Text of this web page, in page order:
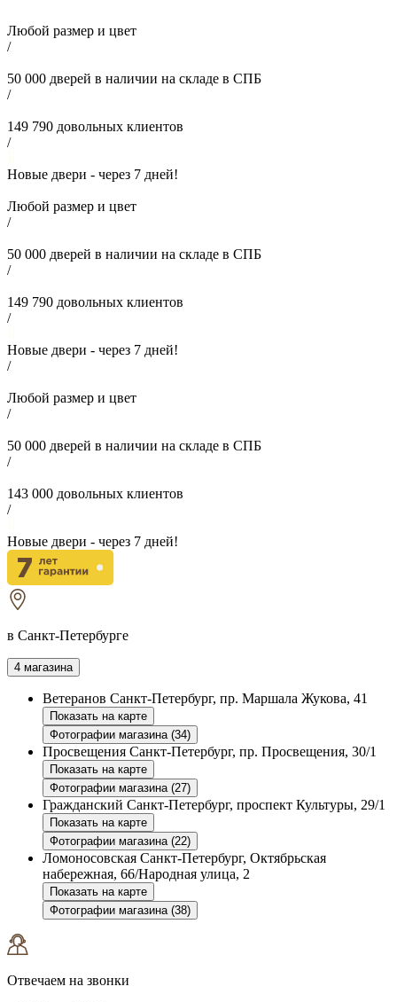
Любой размер и цвет
/
50 000 дверей в наличии на складе в СПБ
/
149 790 довольных клиентов
/
Новые двери - через 7 дней!
Любой размер и цвет
/
50 000 дверей в наличии на складе в СПБ
/
149 790 довольных клиентов
/
Новые двери - через 7 дней!
/
Любой размер и цвет
/
50 000 дверей в наличии на складе в СПБ
/
143 000 довольных клиентов
/
Новые двери - через 7 дней!
в Санкт-Петербурге
4 магазина
Ветеранов Санкт-Петербург, пр. Маршала Жукова, 41
Показать на карте
Фотографии магазина (34)
Просвещения Санкт-Петербург, пр. Просвещения, 30/1
Показать на карте
Фотографии магазина (27)
Гражданский Санкт-Петербург, проспект Культуры, 29/1
Показать на карте
Фотографии магазина (22)
Ломоносовская Санкт-Петербург, Октябрьская
набережная, 66/Народная улица, 2
Показать на карте
Фотографии магазина (38)
Отвечаем на звонки